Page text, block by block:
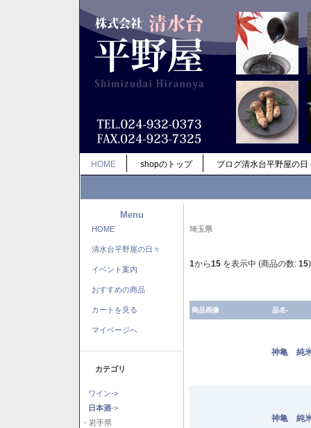
HOME shopのトップ ブログ清水台平野屋の日
Menu
HOME
清水台平野屋の日々
イベント案内
おすすめの商品
カートを見る
マイページへ
カテゴリ
ワイン->
日本酒->
- 岩手県
埼玉県
1から15 を表示中 (商品の数: 15)
商品画像 品名-
神亀 純
神亀 純